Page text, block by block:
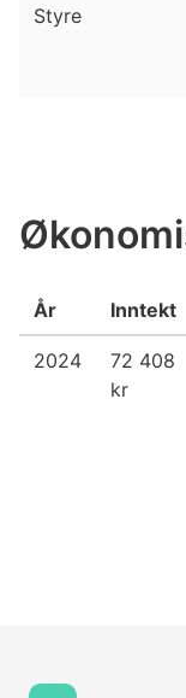
Styre
År Inntekt
2024
72 408
kr